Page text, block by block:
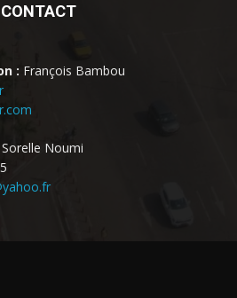
CONTACT
: François Bambou
Sorelle Noumi